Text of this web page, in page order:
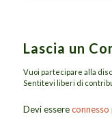
Lascia un
Vuoi partecipare alla
Sentitevi liberi di
Devi essereconnesso